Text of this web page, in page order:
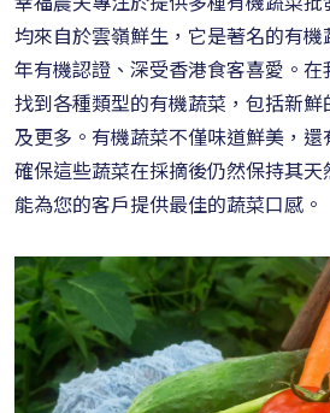
均來自於雲嶺鮮生，它是著名的有
年有機認證、深受香港食客喜愛。
找到各種類型的有機蔬菜，包括新
及更多。有機蔬菜不僅味道鮮美，
確保這些蔬菜在採摘後仍然保持其天
能為您的客戶提供最佳的蔬菜口感。